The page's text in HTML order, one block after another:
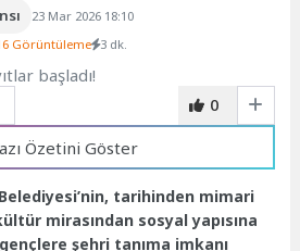
23 Mar 2026 18:10
Görüntüleme 3 dk.
0
Özetini Göster
tarihinden mimari
mirasından sosyal yapısına
şehri tanıma imkanı